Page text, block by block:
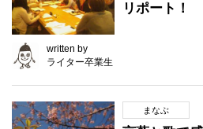
リポート！
written by
ライター卒業生
まなぶ